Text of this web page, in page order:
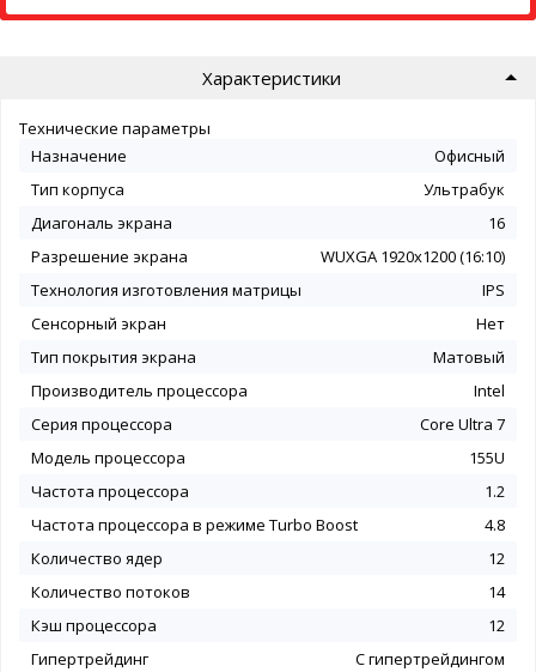
Характеристики
Технические параметры
Назначение
Офисный
Тип корпуса
Ультрабук
Диагональ экрана
16
Разрешение экрана
WUXGA 1920x1200 (16:10)
Технология изготовления матрицы
IPS
Сенсорный экран
Нет
Тип покрытия экрана
Матовый
Производитель процессора
Intel
Серия процессора
Core Ultra 7
Модель процессора
155U
Частота процессора
1.2
Частота процессора в режиме Turbo Boost
4.8
Количество ядер
12
Количество потоков
14
Кэш процессора
12
Гипертрейдинг
С гипертрейдингом